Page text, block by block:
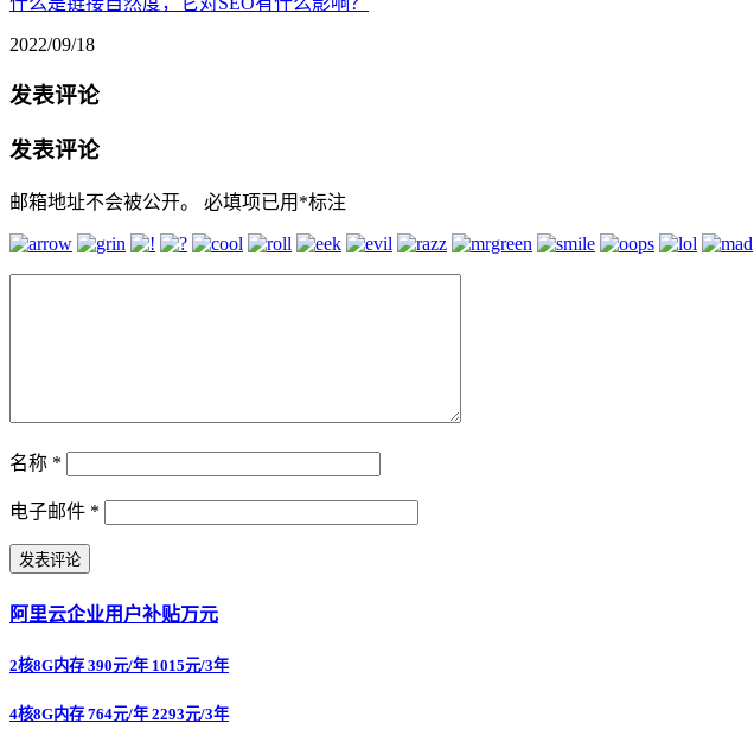
2022/09/18
发表评论
发表评论
邮箱地址不会被公开。 必填项已用 *标注
名称 *
电子邮件 *
阿里云企业用户补贴万元
2核8G内存 390元/年 1015元/3年
4核8G内存 764元/年 2293元/3年